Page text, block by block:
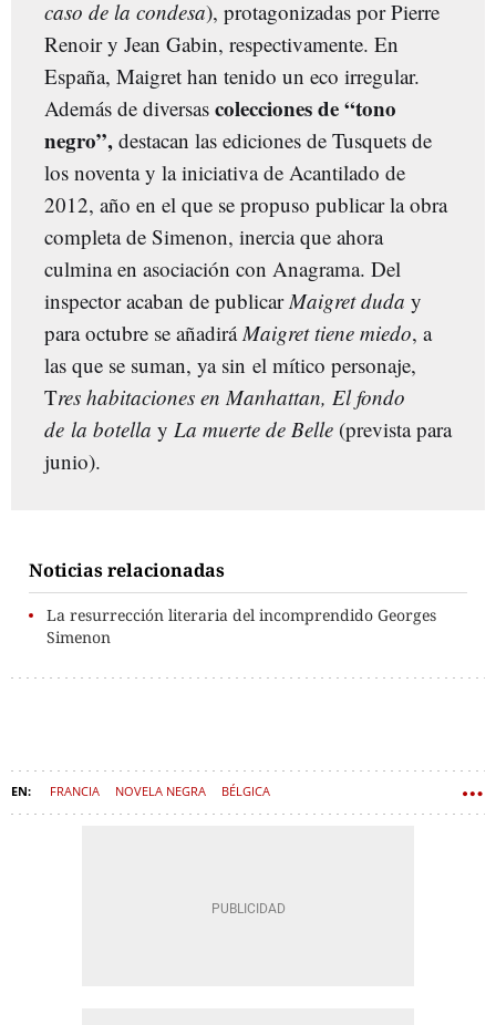
caso de la condesa), protagonizadas por Pierre
Renoir y Jean Gabin, respectivamente. En
España, Maigret han tenido un eco irregular.
Además de diversas colecciones de “tono
negro”, destacan las ediciones de Tusquets de
los noventa y la iniciativa de Acantilado de
2012, año en el que se propuso publicar la obra
completa de Simenon, inercia que ahora
culmina en asociación con Anagrama. Del
inspector acaban de publicarMaigret duda y
para octubre se añadiráMaigret tiene miedo, a
las que se suman, ya sin el mítico personaje,
Tres habitaciones en Manhattan, El fondo
de la botella y La muerte de Belle (prevista para
junio).
Noticias relacionadas
La resurrección literaria del incomprendido Georges
Simenon
FRANCIA NOVELA NEGRA BÉLGICA